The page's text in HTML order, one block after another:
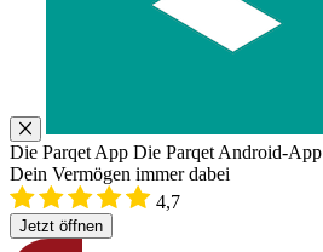
Die Parqet App Die Parqet Android-App
Dein Vermögen immer dabei
4,7
Jetzt öffnen